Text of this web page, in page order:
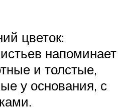
цветок:
напоминает
и толстые,
у основания, с